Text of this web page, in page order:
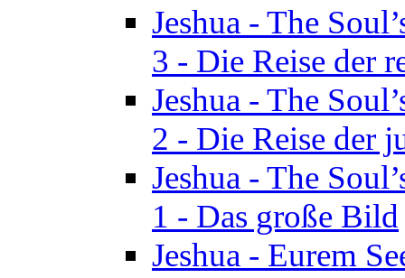
Jeshua - The
3 - Die Reise der
Jeshua - The
2 - Die Reise der
Jeshua - The
1 - Das große Bild
Jeshua - Eurem